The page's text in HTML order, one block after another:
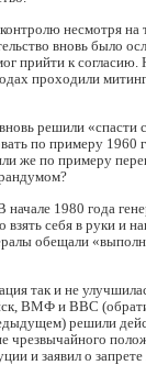
несмотря
вновь было
прийти к
проходили
решили
по примеру 1960
же по примеру
1980 года
себя в руки и
обещали
так и не
ВМФ и ВВС
решили
чрезвычайного
и заявил о